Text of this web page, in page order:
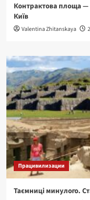
Контрактова площа —
Київ
Valentina Zhitanskaya
Працивилизации
Таємниці минулого.